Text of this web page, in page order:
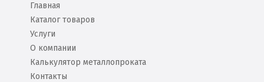
Главная
Каталог товаров
Услуги
О компании
Калькулятор металлопроката
Контакты